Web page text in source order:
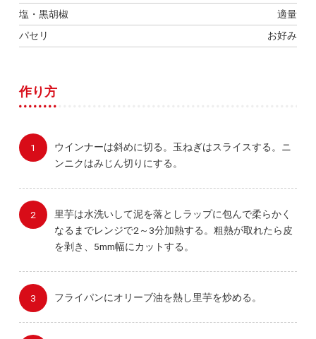
塩・黒胡椒
適量
パセリ
お好み
作り方
ウインナーは斜めに切る。玉ねぎはスライスする。ニ
ンニクはみじん切りにする。
里芋は水洗いして泥を落としラップに包んで柔らかく
なるまでレンジで2～3分加熱する。粗熱が取れたら皮
を剥き、5mm幅にカットする。
フライパンにオリーブ油を熱し里芋を炒める。